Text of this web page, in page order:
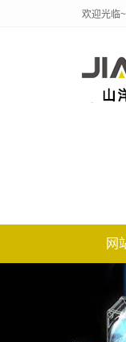
欢迎光临
网